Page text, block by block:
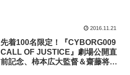
2016.11.21
先着100名限定！『CYBORG009
CALL OF JUSTICE』劇場公開直
前記念、柿本広大監督＆齋藤将嗣